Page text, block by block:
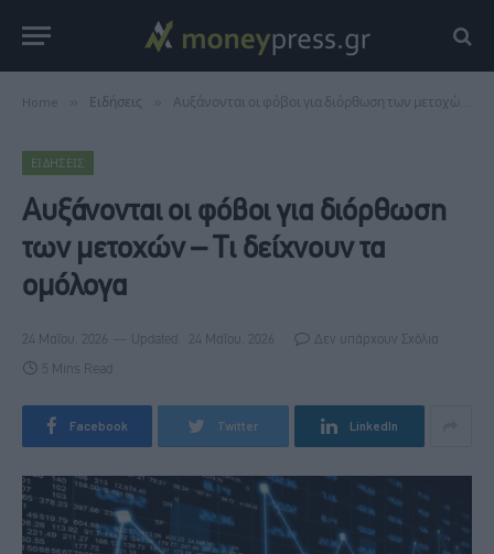
Home Ειδήσεις Αυξάνονται οι φόβοι για διόρθωση των μετοχών – Τι δείχνουν τα ομόλογα
ΕΙΔΉΣΕΙΣ
Αυξάνονται οι φόβοι για διόρθωση
των μετοχών – Τι δείχνουν τα
ομόλογα
24 Μαΐου, 2026 Updated: 24 Μαΐου, 2026 Δεν υπάρχουν Σχόλια
5 Mins Read
Facebook Twitter LinkedIn